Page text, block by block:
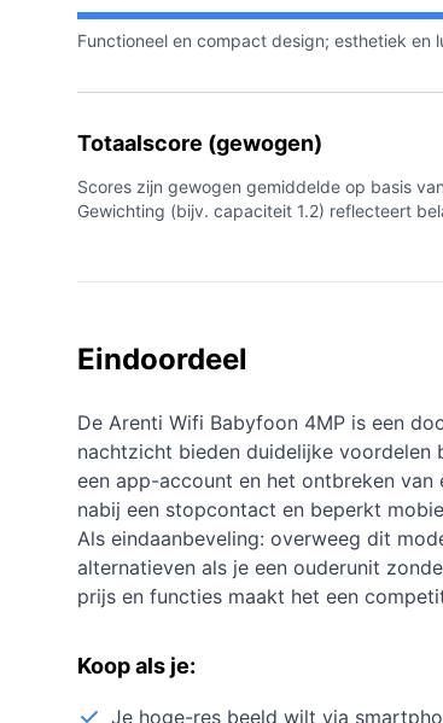
Functioneel en compact design; esthetiek en
Totaalscore (gewogen)
Scores zijn gewogen gemiddelde op basis
Gewichting (bijv. capaciteit 1.2) reflecteert
Eindoordeel
De Arenti Wifi Babyfoon 4MP is een
nachtzicht bieden duidelijke voordelen
een app-account en het ontbreken
nabij een stopcontact en beperkt
Als eindaanbeveling: overweeg dit
alternatieven als je een ouderunit
prijs en functies maakt het een
Koop als je:
Je hoge-res beeld wilt via